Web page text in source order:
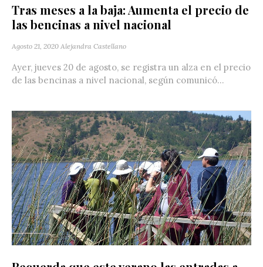
Tras meses a la baja: Aumenta el precio de
las bencinas a nivel nacional
Agosto 21, 2020 Alejandra Castellano
Ayer, jueves 20 de agosto, se registra un alza en el precio
de las bencinas a nivel nacional, según comunicó...